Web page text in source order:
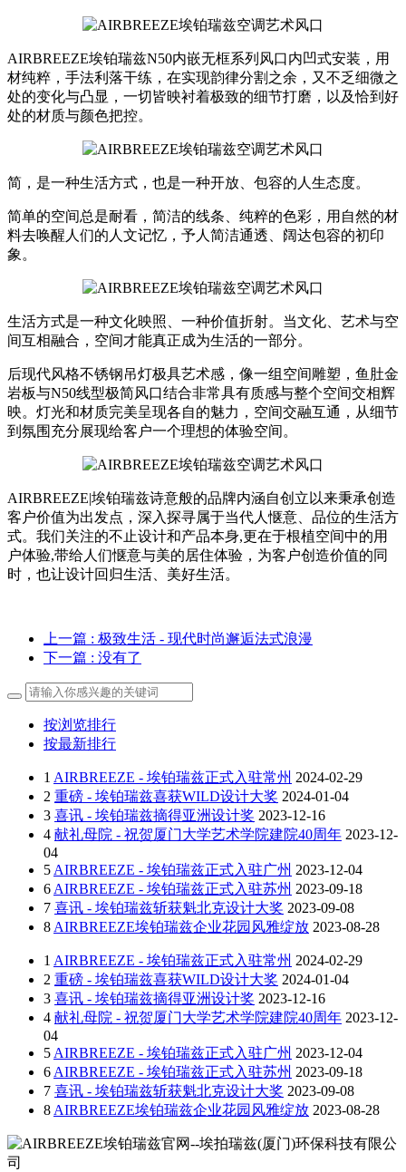
AIRBREEZE埃铂瑞兹N50内嵌无框系列风口内凹式安装，用
材纯粹，手法利落干练，在实现韵律分割之余，又不乏细微之
处的变化与凸显，一切皆映衬着极致的细节打磨，以及恰到好
处的材质与颜色把控。
简，是一种生活方式，也是一种开放、包容的人生态度。
简单的空间总是耐看，简洁的线条、纯粹的色彩，用自然的材
料去唤醒人们的人文记忆，予人简洁通透、阔达包容的初印
象。
生活方式是一种文化映照、一种价值折射。当文化、艺术与空
间互相融合，空间才能真正成为生活的一部分。
后现代风格不锈钢吊灯极具艺术感，像一组空间雕塑，鱼肚金
岩板与N50线型极简风口结合非常具有质感与整个空间交相辉
映。灯光和材质完美呈现各自的魅力，空间交融互通，从细节
到氛围充分展现给客户一个理想的体验空间。
AIRBREEZE|埃铂瑞兹诗意般的品牌内涵自创立以来秉承创造
客户价值为出发点，深入探寻属于当代人惬意、品位的生活方
式。我们关注的不止设计和产品本身,更在于根植空间中的用
户体验,带给人们惬意与美的居住体验，为客户创造价值的同
时，也让设计回归生活、美好生活。
上一篇 : 极致生活 - 现代时尚邂逅法式浪漫
下一篇 : 没有了
按浏览排行
按最新排行
1 AIRBREEZE - 埃铂瑞兹正式入驻常州 2024-02-29
2 重磅 - 埃铂瑞兹喜获WILD设计大奖 2024-01-04
3 喜讯 - 埃铂瑞兹摘得亚洲设计奖 2023-12-16
4 献礼母院 - 祝贺厦门大学艺术学院建院40周年 2023-12-
04
5 AIRBREEZE - 埃铂瑞兹正式入驻广州 2023-12-04
6 AIRBREEZE - 埃铂瑞兹正式入驻苏州 2023-09-18
7 喜讯 - 埃铂瑞兹斩获魁北克设计大奖 2023-09-08
8 AIRBREEZE埃铂瑞兹企业花园风雅绽放 2023-08-28
1 AIRBREEZE - 埃铂瑞兹正式入驻常州 2024-02-29
2 重磅 - 埃铂瑞兹喜获WILD设计大奖 2024-01-04
3 喜讯 - 埃铂瑞兹摘得亚洲设计奖 2023-12-16
4 献礼母院 - 祝贺厦门大学艺术学院建院40周年 2023-12-
04
5 AIRBREEZE - 埃铂瑞兹正式入驻广州 2023-12-04
6 AIRBREEZE - 埃铂瑞兹正式入驻苏州 2023-09-18
7 喜讯 - 埃铂瑞兹斩获魁北克设计大奖 2023-09-08
8 AIRBREEZE埃铂瑞兹企业花园风雅绽放 2023-08-28